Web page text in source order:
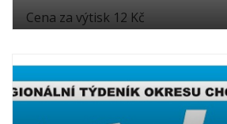
Cena za výtisk 12 Kč